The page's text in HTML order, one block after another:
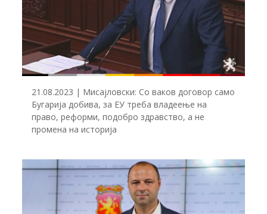
21.08.2023 | Мисајловски: Со ваков договор само
Бугарија добива, за ЕУ треба владеење на
право, реформи, подобро здравство, а не
промена на историја